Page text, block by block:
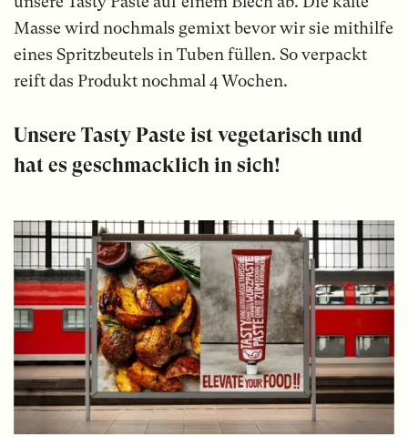
Masse wird nochmals gemixt bevor wir sie mithilfe
eines Spritzbeutels in Tuben füllen. So verpackt
reift das Produkt nochmal 4 Wochen.
Unsere Tasty Paste ist vegetarisch und
hat es geschmacklich in sich!